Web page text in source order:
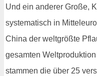
Und ein anderer Große,
systematisch in
China der weltgrößte
gesamten
stammen die über 25